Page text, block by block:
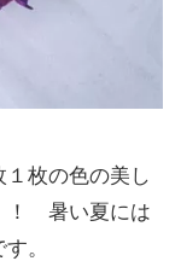
枚の色の美し
！ 暑い夏には
。